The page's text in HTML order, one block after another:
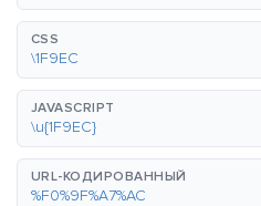
CSS
\1F9EC
JAVASCRIPT
\u{1F9EC}
URL-КОДИРОВАННЫЙ
%F0%9F%A7%AC